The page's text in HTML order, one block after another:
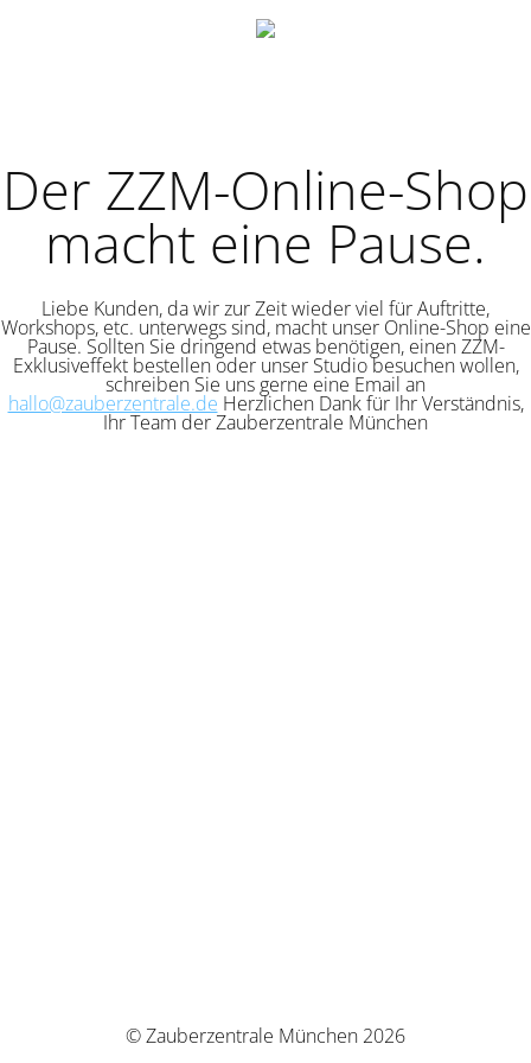
Der ZZM-Online-Shop
macht eine Pause.
Liebe Kunden, da wir zur Zeit wieder viel für Auftritte,
Workshops, etc. unterwegs sind, macht unser Online-Shop eine
Pause. Sollten Sie dringend etwas benötigen, einen ZZM-
Exklusiveffekt bestellen oder unser Studio besuchen wollen,
schreiben Sie uns gerne eine Email an
hallo@zauberzentrale.de Herzlichen Dank für Ihr Verständnis,
Ihr Team der Zauberzentrale München
© Zauberzentrale München 2026